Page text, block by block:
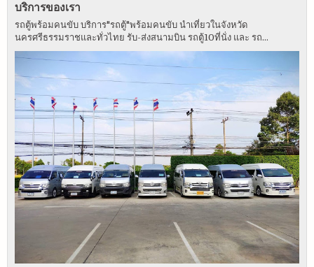
บริการของเรา
รถตู้พร้อมคนขับ บริการ"รถตู้"พร้อมคนขับ นำเที่ยวในจังหวัด
นครศรีธรรมราชและทั่วไทย รับ-ส่งสนามบิน รถตู้10ที่นั่ง และ รถ...